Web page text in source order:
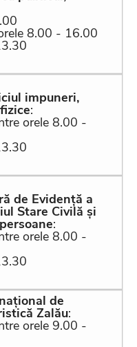
8.00 - 16.00
impuneri,
:
orele 8.00 -
de Evidență a
Stare Civilă și
:
orele 8.00 -
de
Zalău:
orele 9.00 -